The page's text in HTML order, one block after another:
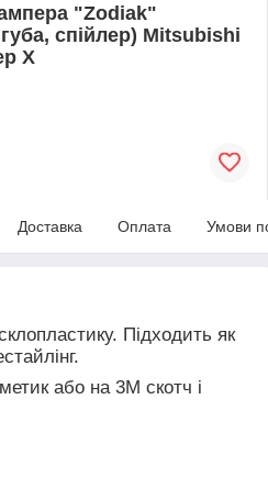
"Zodiak"
спійлер) Mitsubishi
Х
Доставка Оплата Умови
Підходить як
або на 3М скотч і